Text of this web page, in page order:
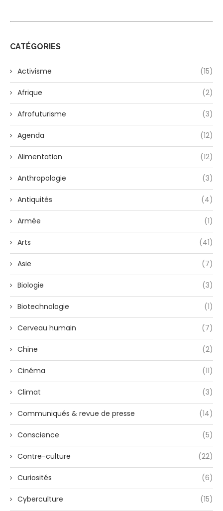
CATÉGORIES
Activisme (15)
Afrique (2)
Afrofuturisme (3)
Agenda (12)
Alimentation (12)
Anthropologie (3)
Antiquités (4)
Armée (1)
Arts (41)
Asie (7)
Biologie (3)
Biotechnologie (1)
Cerveau humain (7)
Chine (2)
Cinéma (11)
Climat (3)
Communiqués & revue de presse (14)
Conscience (5)
Contre-culture (22)
Curiosités (6)
Cyberculture (15)